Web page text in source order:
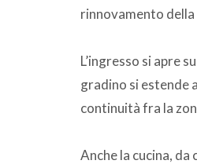
rinnovamento della
L’ingresso si apre
gradino si estende
continuità fra la
Anche la cucina,